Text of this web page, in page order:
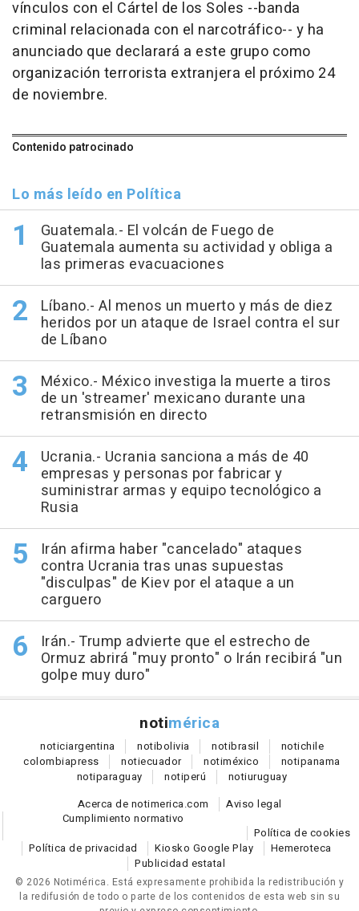
vínculos con el Cártel de los Soles --banda
criminal relacionada con el narcotráfico-- y ha
anunciado que declarará a este grupo como
organización terrorista extranjera el próximo 24
de noviembre.
Contenido patrocinado
Lo más leído en Política
Guatemala.- El volcán de Fuego de
Guatemala aumenta su actividad y obliga a
las primeras evacuaciones
Líbano.- Al menos un muerto y más de diez
heridos por un ataque de Israel contra el sur
de Líbano
México.- México investiga la muerte a tiros
de un 'streamer' mexicano durante una
retransmisión en directo
Ucrania.- Ucrania sanciona a más de 40
empresas y personas por fabricar y
suministrar armas y equipo tecnológico a
Rusia
Irán afirma haber "cancelado" ataques
contra Ucrania tras unas supuestas
"disculpas" de Kiev por el ataque a un
carguero
Irán.- Trump advierte que el estrecho de
Ormuz abrirá "muy pronto" o Irán recibirá "un
golpe muy duro"
notimérica
noticiargentina notibolivia notibrasil notichile
colombiapress notiecuador notiméxico notipanama
notiparaguay notiperú notiuruguay
Acerca de notimerica.com
Aviso legal
Cumplimiento normativo
Política de cookies
Política de privacidad
Kiosko Google Play
Hemeroteca
Publicidad estatal
© 2026 Notimérica. Está expresamente prohibida la redistribución y
la redifusión de todo o parte de los contenidos de esta web sin su